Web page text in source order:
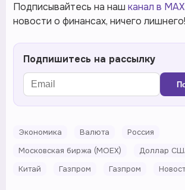
Подписывайтесь на наш канал в
новости о финансах, ничего лишнего!
Подпишитесь на рассылку
Экономика Валюта
Россия
Московская биржа (MOEX)
Доллар
Китай
Газпром Газпром